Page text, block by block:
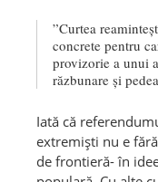
”Curtea
concrete pentru
provizorie a unui
răzbunare și
Iată că
extremiști nu e
de frontieră- în